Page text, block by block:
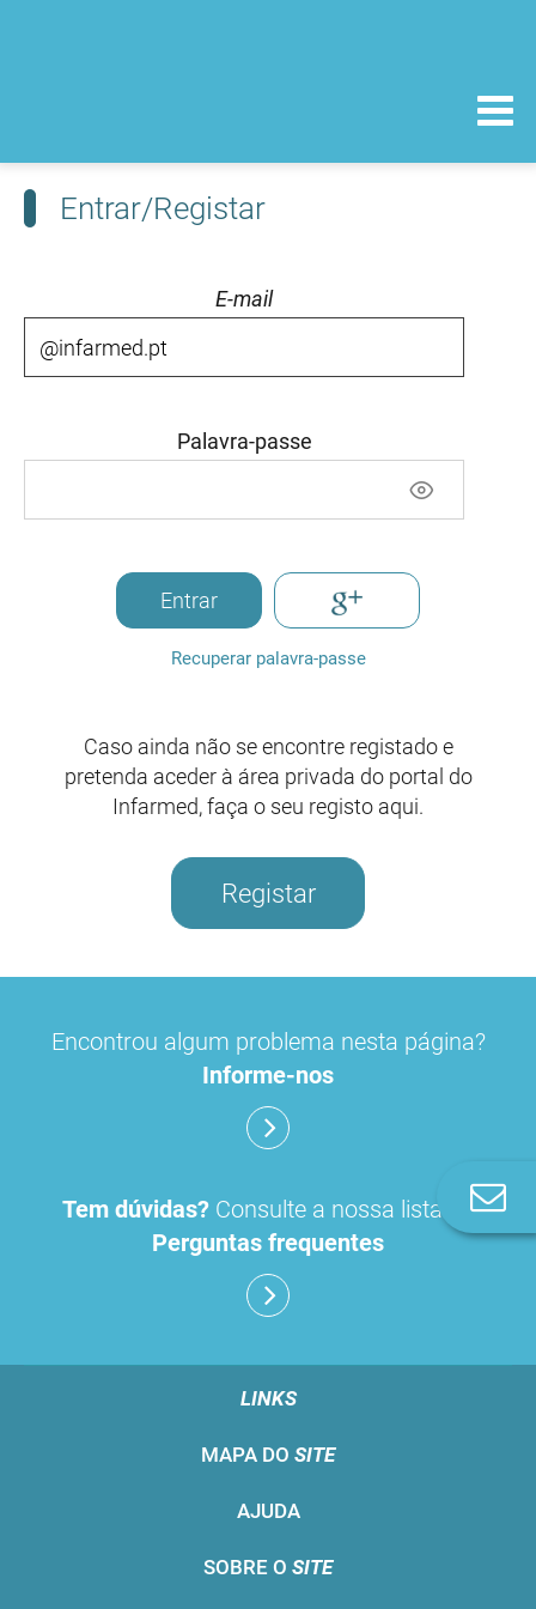
Entrar/Registar
E-mail
Palavra-passe
Entrar
Recuperar palavra-passe
Caso ainda não se encontre registado e
pretenda aceder à área privada do portal do
Infarmed, faça o seu registo aqui.
Registar
Encontrou algum problema nesta página?
Informe-nos
Tem dúvidas? Consulte a nossa lista de
Perguntas frequentes
LINKS
MAPA DO SITE
AJUDA
SOBRE O SITE